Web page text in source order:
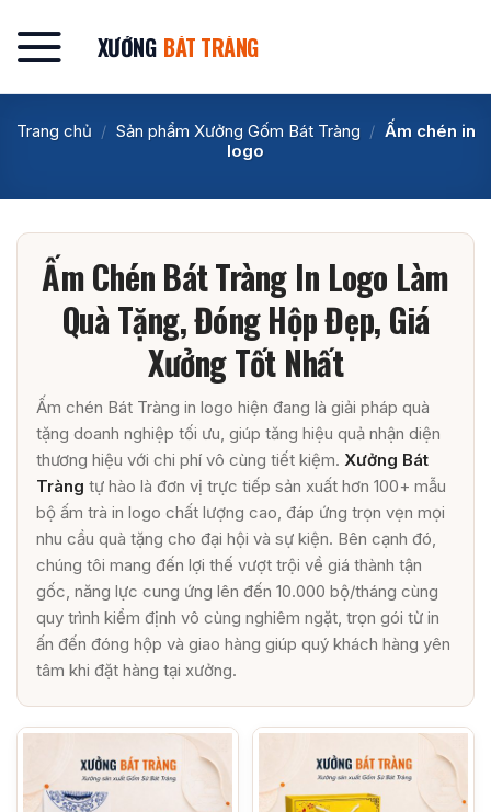
qua
nội
dung
XƯỞNG BÁT TRÀNG
Trang chủ / Sản phẩm Xưởng Gốm Bát Tràng / Ấm chén in
logo
Ấm Chén Bát Tràng In Logo Làm
Quà Tặng, Đóng Hộp Đẹp, Giá
Xưởng Tốt Nhất
Ấm chén Bát Tràng in logo hiện đang là giải pháp quà
tặng doanh nghiệp tối ưu, giúp tăng hiệu quả nhận diện
thương hiệu với chi phí vô cùng tiết kiệm. Xưởng Bát
Tràng tự hào là đơn vị trực tiếp sản xuất hơn 100+ mẫu
bộ ấm trà in logo chất lượng cao, đáp ứng trọn vẹn mọi
nhu cầu quà tặng cho đại hội và sự kiện. Bên cạnh đó,
chúng tôi mang đến lợi thế vượt trội về giá thành tận
gốc, năng lực cung ứng lên đến 10.000 bộ/tháng cùng
quy trình kiểm định vô cùng nghiêm ngặt, trọn gói từ in
ấn đến đóng hộp và giao hàng giúp quý khách hàng yên
tâm khi đặt hàng tại xưởng.